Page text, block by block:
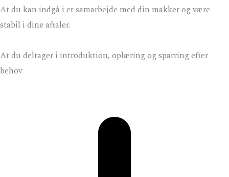
At du kan indgå i et samarbejde med din makker og være
stabil i dine aftaler.
At du deltager i introduktion, oplæring og sparring efter
behov